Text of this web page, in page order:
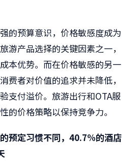
的预算意识，价格敏感度成为
游产品选择的关键因素之一，
本优势。而在价格敏感的另一
费者对价值的追求并未降低，
支付溢价。旅游出行和OTA服
的价格策略以保持竞争力。
预定习惯不同，40.7%的酒店